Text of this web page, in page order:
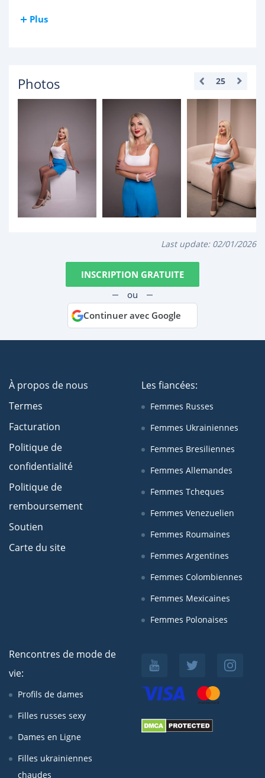
Plus
Photos 25
Last update: 02/01/2026
INSCRIPTION GRATUITE
ou
Continuer avec Google
À propos de nous
Termes
Facturation
Politique de
confidentialité
Politique de
remboursement
Soutien
Carte du site
Les fiancées:
Femmes Russes
Femmes Ukrainiennes
Femmes Bresiliennes
Femmes Allemandes
Femmes Tcheques
Femmes Venezuelien
Femmes Roumaines
Femmes Argentines
Femmes Colombiennes
Femmes Mexicaines
Femmes Polonaises
Rencontres de mode de
vie:
Profils de dames
Filles russes sexy
Dames en Ligne
Filles ukrainiennes
chaudes